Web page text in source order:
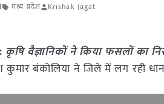
मध्य प्रदेश Krishak Jagat
कृषि वैज्ञानिकों ने किया फसलों का
बंकोलिया ने जिले में लग रही